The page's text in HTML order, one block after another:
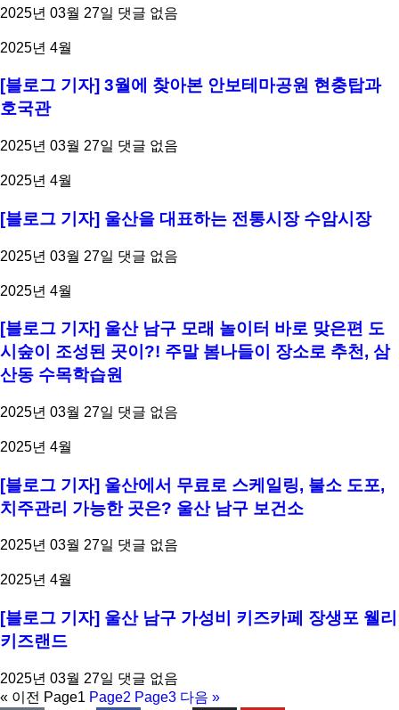
2025년 03월 27일 댓글 없음
2025년 4월
[블로그 기자] 3월에 찾아본 안보테마공원 현충탑과
호국관
2025년 03월 27일 댓글 없음
2025년 4월
[블로그 기자] 울산을 대표하는 전통시장 수암시장
2025년 03월 27일 댓글 없음
2025년 4월
[블로그 기자] 울산 남구 모래 놀이터 바로 맞은편 도
시숲이 조성된 곳이?! 주말 봄나들이 장소로 추천, 삼
산동 수목학습원
2025년 03월 27일 댓글 없음
2025년 4월
[블로그 기자] 울산에서 무료로 스케일링, 불소 도포,
치주관리 가능한 곳은? 울산 남구 보건소
2025년 03월 27일 댓글 없음
2025년 4월
[블로그 기자] 울산 남구 가성비 키즈카페 장생포 웰리
키즈랜드
2025년 03월 27일 댓글 없음
« 이전 Page1 Page2 Page3 다음 »